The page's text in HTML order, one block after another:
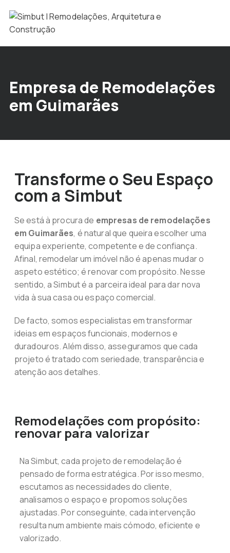
Empresa de Remodelações
em Guimarães
Transforme o Seu Espaço
com a Simbut
Se está à procura de empresas de remodelações
em Guimarães, é natural que queira escolher uma
equipa experiente, competente e de confiança.
Afinal, remodelar um imóvel não é apenas mudar o
aspeto estético; é renovar com propósito. Nesse
sentido, a Simbut é a parceira ideal para dar nova
vida à sua casa ou espaço comercial.
De facto, somos especialistas em transformar
ideias em espaços funcionais, modernos e
duradouros. Além disso, asseguramos que cada
projeto é tratado com seriedade, transparência e
atenção aos detalhes.
Remodelações com propósito:
renovar para valorizar
Na Simbut, cada projeto de remodelação é
pensado de forma estratégica. Por isso mesmo,
escutamos as necessidades do cliente,
analisamos o espaço e propomos soluções
ajustadas. Por conseguinte, cada intervenção
resulta num ambiente mais cómodo, eficiente e
valorizado.